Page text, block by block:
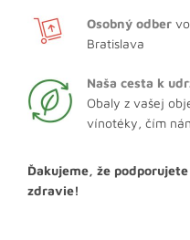
Osobný odber
Bratislava
Naša cesta k
Obaly z vašej
vínotéky, čím
Ďakujeme, že
zdravie!